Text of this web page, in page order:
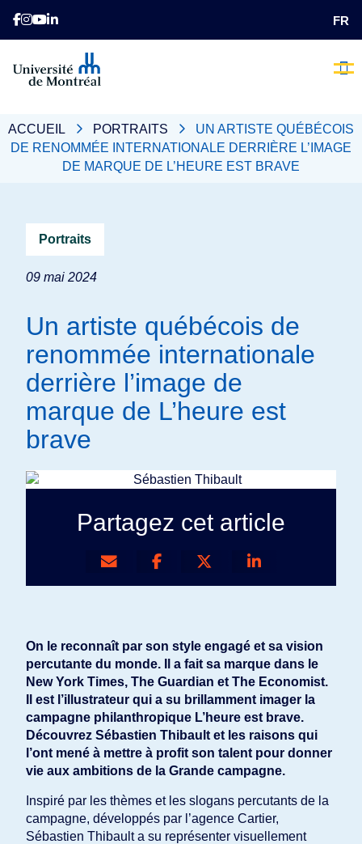
FR
ACCUEIL PORTRAITS
UN ARTISTE QUÉBÉCOIS
DE RENOMMÉE INTERNATIONALE DERRIÈRE L’IMAGE
DE MARQUE DE L’HEURE EST BRAVE
Portraits
09 mai 2024
Un artiste québécois de
renommée internationale
derrière l’image de
marque de L’heure est
brave
Partagez cet article
On le reconnaît par son style engagé et sa vision
percutante du monde. Il a fait sa marque dans le
New York Times, The Guardian et The Economist.
Il est l’illustrateur qui a su brillamment imager la
campagne philanthropique L’heure est brave.
Découvrez Sébastien Thibault et les raisons qui
l’ont mené à mettre à profit son talent pour donner
vie aux ambitions de la Grande campagne.
Inspiré par les thèmes et les slogans percutants de la
campagne, développés par l’agence Cartier,
Sébastien Thibault a su représenter visuellement